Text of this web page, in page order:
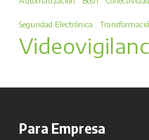
Seguridad Electrónica
Para Empresa